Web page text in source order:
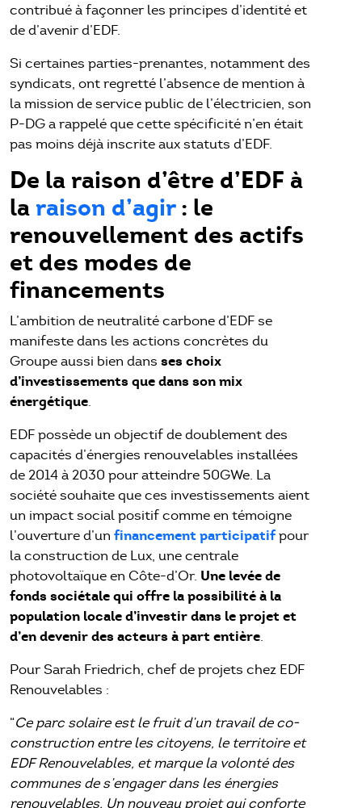
contribué à façonner les principes d’identité et
de d’avenir d’EDF.
Si certaines parties-prenantes, notamment des
syndicats, ont regretté l’absence de mention à
la mission de service public de l’électricien, son
P-DG a rappelé que cette spécificité n’en était
pas moins déjà inscrite aux statuts d’EDF.
De la raison d’être d’EDF à
la raison d’agir: le
renouvellement des actifs
et des modes de
financements
L’ambition de neutralité carbone d’EDF se
manifeste dans les actions concrètes du
Groupe aussi bien dansses choix
d’investissements que dans son mix
énergétique.
EDF possède un objectif de doublement des
capacités d’énergies renouvelables installées
de 2014 à 2030 pour atteindre 50GWe. La
société souhaite que ces investissements aient
un impact social positif comme en témoigne
l’ouverture d’un financement participatif pour
la construction de Lux, une centrale
photovoltaïque en Côte-d’Or. Une levée de
fonds sociétale qui offre la possibilité à la
population locale d’investir dans le projet et
d’en devenir des acteurs à part entière.
Pour Sarah Friedrich, chef de projets chez EDF
Renouvelables :
“Ce parc solaire est le fruit d’un travail de co-
construction entre les citoyens, le territoire et
EDF Renouvelables, et marque la volonté des
communes de s’engager dans les énergies
renouvelables. Un nouveau projet qui conforte